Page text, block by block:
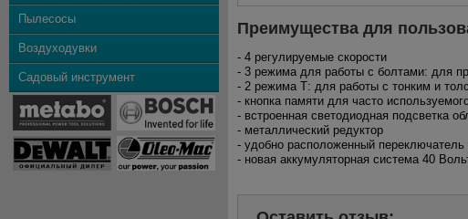
Пылесосы
Воздуходувки
Садовый инструмент
Преимущества для
- 4 регулируемые скорости
- 3 режима для работы с болтами: для
- 2 режима Т: для работы с тонким и
- кнопка памяти для часто
- встроенная светодиодная подсветка
- металлический редуктор
- удобно расположенный переключатель
- новая аккумуляторная система 40